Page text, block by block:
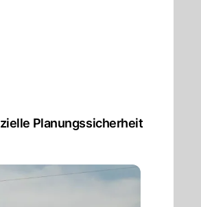
Planungssicherheit